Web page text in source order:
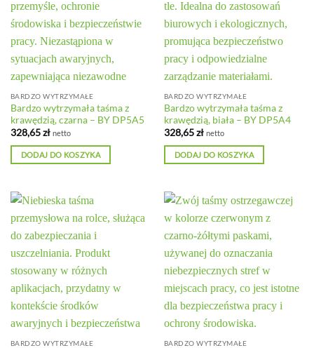
BARDZO WYTRZYMAŁE
Bardzo wytrzymała taśma z
krawędzią, czarna – BY DP5A5
328,65zł netto
DODAJ DO KOSZYKA
BARDZO WYTRZYMAŁE
Bardzo wytrzymała taśma z
krawędzią, biała – BY DP5A4
328,65zł netto
DODAJ DO KOSZYKA
BARDZO WYTRZYMAŁE BARDZO WYTRZYMAŁE